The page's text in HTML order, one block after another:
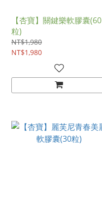
【杏寶】關鍵樂軟膠囊(60
粒)
NT$1,980
NT$1,980